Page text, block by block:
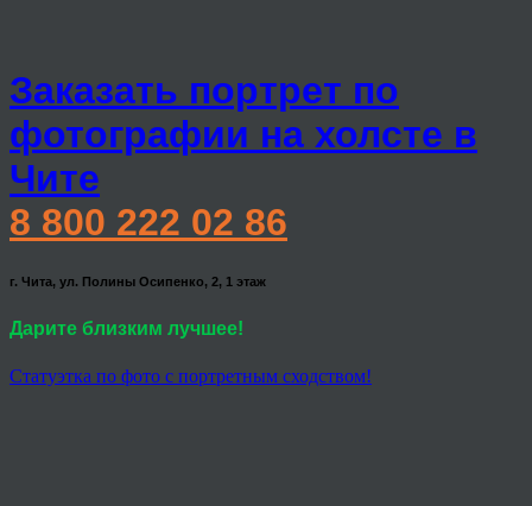
Заказать портрет по
фотографии на холсте в
Чите
8 800 222 02 86
г. Чита, ул. Полины Осипенко, 2, 1 этаж
Дарите близким лучшее!
Статуэтка по фото с портретным сходством!